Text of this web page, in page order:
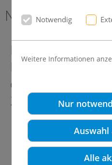
Notwendig
Weitere Informationen
Nur
Auswahl
Alle
News aktuell
Dr. Dr. Gerd
Prof. Dr. Dr.
der DGKFO e. V.
2025 in Leipzig